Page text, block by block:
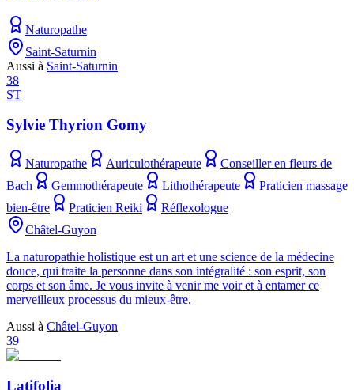
Naturopathe
Saint-Saturnin
Aussi à Saint-Saturnin
38
ST
Sylvie Thyrion Gomy
Naturopathe Auriculothérapeute
Conseiller en fleurs de
Bach
Gemmothérapeute Lithothérapeute
Praticien massage
bien-être
Praticien Reiki
Réflexologue
Châtel-Guyon
La naturopathie holistique est un art et une science de la médecine
douce, qui traite la personne dans son intégralité : son esprit, son
corps et son âme. Je vous invite à venir me voir et à entamer ce
merveilleux processus du mieux-être.
Aussi à Châtel-Guyon
39
Latifolia